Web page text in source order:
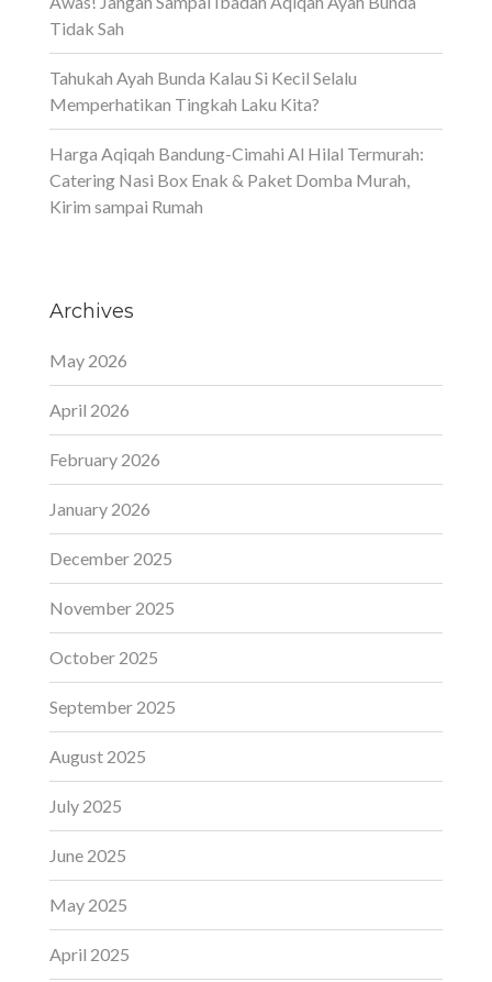
Tidak Sah
Tahukah Ayah Bunda Kalau Si Kecil Selalu
Memperhatikan Tingkah Laku Kita?
Harga Aqiqah Bandung-Cimahi Al Hilal Termurah:
Catering Nasi Box Enak & Paket Domba Murah,
Kirim sampai Rumah
Archives
May 2026
April 2026
February 2026
January 2026
December 2025
November 2025
October 2025
September 2025
August 2025
July 2025
June 2025
May 2025
April 2025